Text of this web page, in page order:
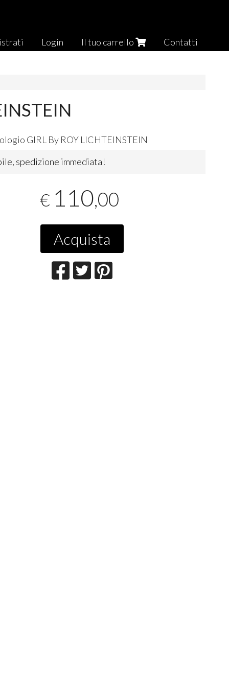
Login Il tuo carrello Contatti
GIRL By ROY LICHTEINSTEIN
spedizione immediata!
€ 110,00
Acquista